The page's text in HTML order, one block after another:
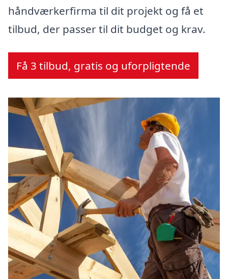
håndværkerfirma til dit projekt og få et
tilbud, der passer til dit budget og krav.
Få 3 tilbud, gratis og uforpligtende